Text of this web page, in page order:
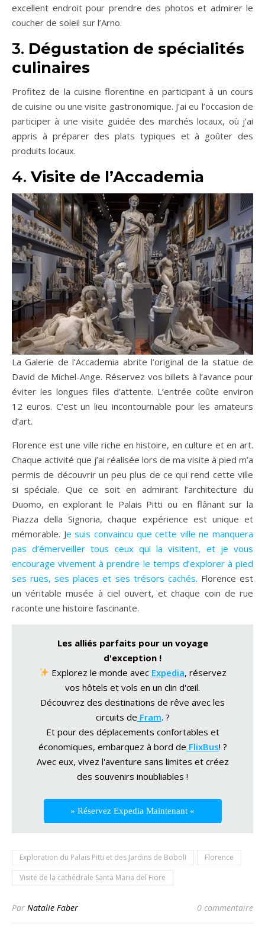
excellent endroit pour prendre des photos et admirer le
coucher de soleil sur l’Arno.
3. Dégustation de spécialités
culinaires
Profitez de la cuisine florentine en participant à un cours
de cuisine ou une visite gastronomique. J’ai eu l’occasion de
participer à une visite guidée des marchés locaux, où j’ai
appris à préparer des plats typiques et à goûter des
produits locaux.
4. Visite de l’Accademia
La Galerie de l’Accademia abrite l’original de la statue de
David de Michel-Ange. Réservez vos billets à l’avance pour
éviter les longues files d’attente. L’entrée coûte environ
12 euros. C’est un lieu incontournable pour les amateurs
d’art.
Florence est une ville riche en histoire, en culture et en art.
Chaque activité que j’ai réalisée lors de ma visite à pied m’a
permis de découvrir un peu plus de ce qui rend cette ville
si spéciale. Que ce soit en admirant l’architecture du
Duomo, en explorant le Palais Pitti ou en flânant sur la
Piazza della Signoria, chaque expérience est unique et
mémorable. Je suis convaincu que cette ville ne manquera
pas d’émerveiller tous ceux qui la visitent, et je vous
encourage vivement à prendre le temps d’explorer à pied
ses rues, ses places et ses trésors cachés. Florence est
un véritable musée à ciel ouvert, et chaque coin de rue
raconte une histoire fascinante.
Les alliés parfaits pour un voyage
d'exception !
Explorez le monde avec Expedia, réservez
vos hôtels et vols en un clin d'œil.
Découvrez des destinations de rêve avec les
circuits de Fram. ?
Et pour des déplacements confortables et
économiques, embarquez à bord de FlixBus! ?
Avec eux, vivez l'aventure sans limites et créez
des souvenirs inoubliables !
» Réservez Expedia Maintenant «
Exploration du Palais Pitti et des Jardins de Boboli
Florence
Visite de la cathédrale Santa Maria del Fiore
Par Natalie Faber 0 commentaire